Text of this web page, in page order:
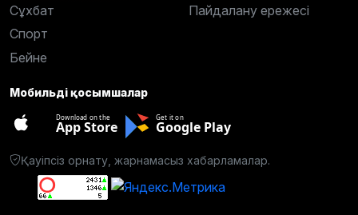
Сұхбат
Спорт
Бейне
Пайдалану ережесі
Мобильді қосымшалар
Download on the
App Store
Get it on
Google Play
Қауіпсіз орнату, жарнамасыз хабарламалар.